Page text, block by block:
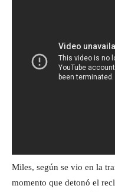
Miles, según se vio en la
momento que detonó el